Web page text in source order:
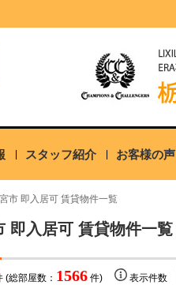
スタッフ紹介 お客様の声
市 即入居可 賃貸物件一覧
即入居可 賃貸物件一覧
(総部屋数： 1566 件) 表示件数